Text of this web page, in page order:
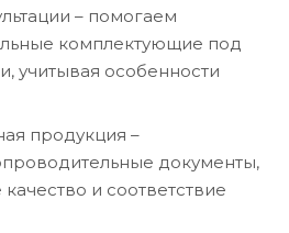
– помогаем
комплектующие под
учитывая особенности
продукция –
документы,
и соответствие